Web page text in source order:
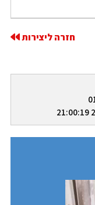
חזרה ליצירות